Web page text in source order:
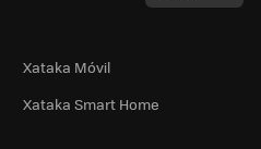
Xataka Móvil
Xataka Smart Home